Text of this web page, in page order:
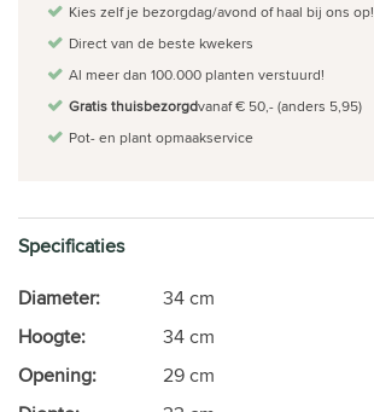
Kies zelf je bezorgdag/avond of haal bij ons op!
Direct van de beste kwekers
Al meer dan 100.000 planten verstuurd!
Gratis thuisbezorgdvanaf € 50,- (anders 5,95)
Pot- en plant opmaakservice
Specificaties
Diameter:
34 cm
Hoogte:
34 cm
Opening:
29 cm